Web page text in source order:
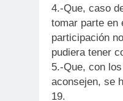
4.-Que, caso
tomar parte en
participación
pudiera tener
5.-Que, con
aconsejen, se
19.